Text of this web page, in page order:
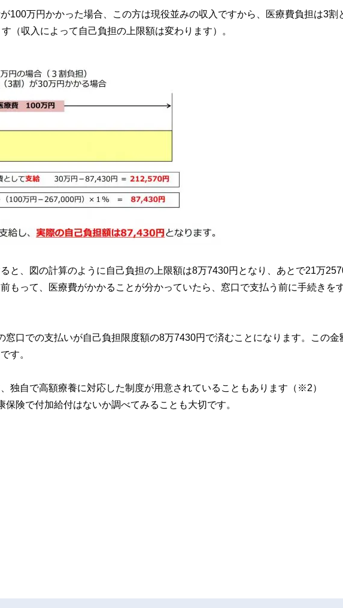
100万円かかった場合、この方は現役並みの収入ですから、医療費負担は3割
（収入によって自己負担の上限額は変わります）。
と、図の計算のように自己負担の上限額は8万7430円となり、あとで21万
もって、医療費がかかることが分かっていたら、窓口で支払う前に手続きを
窓口での支払いが自己負担限度額の8万7430円で済むことになります。この金
す。
独自で高額療養に対応した制度が用意されていることもあります（※2）
険で付加給付はないか調べてみることも大切です。